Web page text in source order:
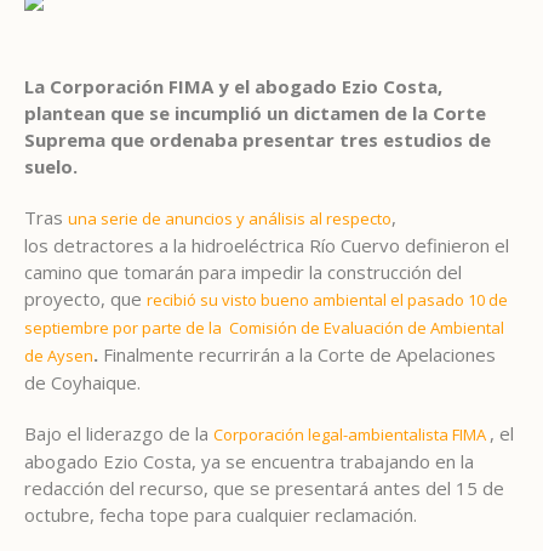
La Corporación FIMA y el abogado Ezio Costa,
plantean que se incumplió un dictamen de la Corte
Suprema que ordenaba presentar tres estudios de
suelo.
Tras una serie de anuncios y análisis al respecto,
los detractores a la hidroeléctrica Río Cuervo definieron el
camino que tomarán para impedir la construcción del
proyecto, que recibió su visto bueno ambiental el pasado 10 de
septiembre por parte de la Comisión de Evaluación de Ambiental
de Aysen. Finalmente recurrirán a la Corte de Apelaciones
de Coyhaique.
Bajo el liderazgo de la Corporación legal-ambientalista FIMA , el
abogado Ezio Costa, ya se encuentra trabajando en la
redacción del recurso, que se presentará antes del 15 de
octubre, fecha tope para cualquier reclamación.